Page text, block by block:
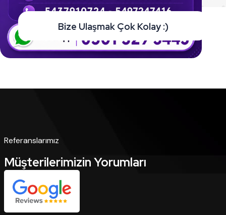
Bize Ulaşmak Çok Kolay :)
Referanslarımız
Müşterilerimizin Yorumları